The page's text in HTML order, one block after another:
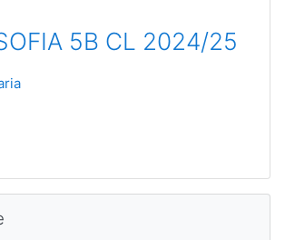
5B CL 2024/25